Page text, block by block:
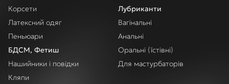
Корсети
Латексний одяг
Пеньюари
БДСМ, Фетиш
Нашийники і повідки
Кляпи
Лубриканти
Вагінальні
Анальні
Оральні (їстівні)
Для мастурбаторів